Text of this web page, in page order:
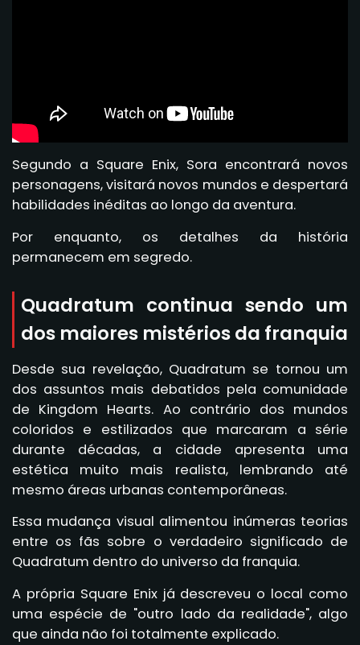
Segundo a Square Enix, Sora encontrará novos
personagens, visitará novos mundos e despertará
habilidades inéditas ao longo da aventura.
Por enquanto, os detalhes da história
permanecem em segredo.
Quadratum continua sendo um
dos maiores mistérios da franquia
Desde sua revelação, Quadratum se tornou um
dos assuntos mais debatidos pela comunidade
de Kingdom Hearts. Ao contrário dos mundos
coloridos e estilizados que marcaram a série
durante décadas, a cidade apresenta uma
estética muito mais realista, lembrando até
mesmo áreas urbanas contemporâneas.
Essa mudança visual alimentou inúmeras teorias
entre os fãs sobre o verdadeiro significado de
Quadratum dentro do universo da franquia.
A própria Square Enix já descreveu o local como
uma espécie de "outro lado da realidade", algo
que ainda não foi totalmente explicado.